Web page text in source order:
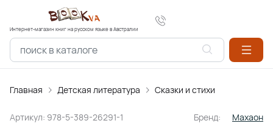
Интернет-магазин книг на русском языке в Австралии
Главная Детская литература Сказки и стихи
Артикул: 978-5-389-26291-1 Бренд: Махаон